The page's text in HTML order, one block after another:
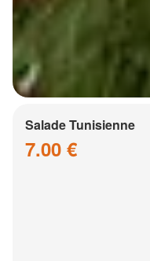
Salade Tunisienne
7.00 €